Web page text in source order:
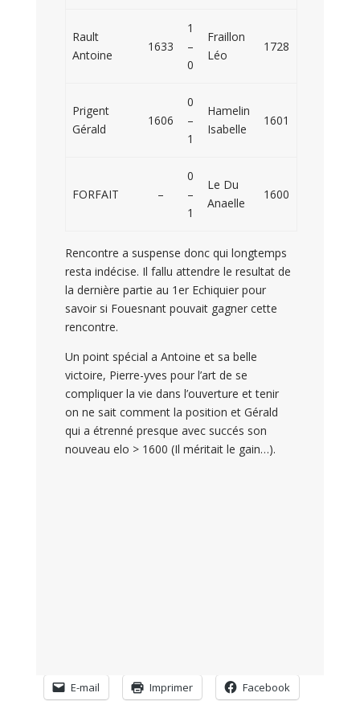
Rault
Antoine
1633
1
–
0
Fraillon
Léo
1728
Prigent
Gérald
1606
0
–
1
Hamelin
Isabelle
1601
FORFAIT –
0
–
1
Le Du
Anaelle
1600
Rencontre a suspense donc qui longtemps
resta indécise. Il fallu attendre le resultat de
la dernière partie au 1er Echiquier pour
savoir si Fouesnant pouvait gagner cette
rencontre.
Un point spécial a Antoine et sa belle
victoire, Pierre-yves pour l’art de se
compliquer la vie dans l’ouverture et tenir
on ne sait comment la position et Gérald
qui a étrenné presque avec succés son
nouveau elo > 1600 (Il méritait le gain…).
E-mail Imprimer Facebook